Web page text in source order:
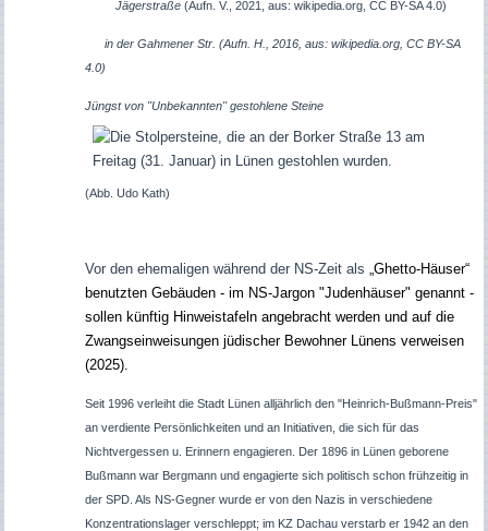
Jägerstraße (Aufn. V., 2021, aus: wikipedia.org, CC BY-SA 4.0)
in der Gahmener Str. (Aufn. H., 2016, aus: wikipedia.org, CC BY-SA
4.0)
Jüngst von "Unbekannten" gestohlene Steine
(Abb. Udo Kath)
Vor den ehemaligen während der NS-Zeit als „Ghetto-Häuser“
benutzten Gebäuden - im NS-Jargon "Judenhäuser" genannt -
sollen künftig Hinweistafeln angebracht werden und auf die
Zwangseinweisungen jüdischer Bewohner Lünens verweisen
(2025).
Seit 1996 verleiht die Stadt Lünen alljährlich den "Heinrich-Bußmann-Preis"
an verdiente Persönlichkeiten und an Initiativen, die sich für das
Nichtvergessen u. Erinnern engagieren. Der 1896 in Lünen geborene
Bußmann war Bergmann und engagierte sich politisch schon frühzeitig in
der SPD. Als NS-Gegner wurde er von den Nazis in verschiedene
Konzentrationslager verschleppt; im KZ Dachau verstarb er 1942 an den